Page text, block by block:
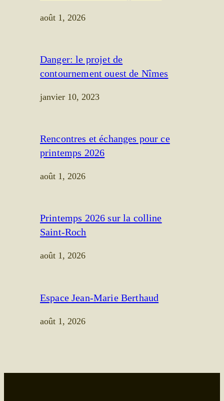
août 1, 2026
Danger: le projet de
contournement ouest de Nîmes
janvier 10, 2023
Rencontres et échanges pour ce
printemps 2026
août 1, 2026
Printemps 2026 sur la colline
Saint-Roch
août 1, 2026
Espace Jean-Marie Berthaud
août 1, 2026